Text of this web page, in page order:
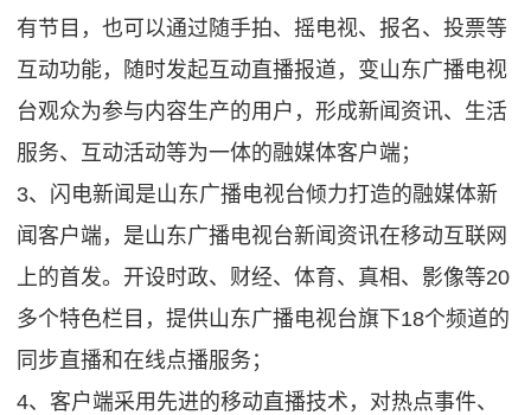
有节目，也可以通过随手拍、摇电视、报名、投票等
互动功能，随时发起互动直播报道，变山东广播电视
台观众为参与内容生产的用户，形成新闻资讯、生活
服务、互动活动等为一体的融媒体客户端；
3、闪电新闻是山东广播电视台倾力打造的融媒体新
闻客户端，是山东广播电视台新闻资讯在移动互联网
上的首发。开设时政、财经、体育、真相、影像等20
多个特色栏目，提供山东广播电视台旗下18个频道的
同步直播和在线点播服务；
4、客户端采用先进的移动直播技术，对热点事件、